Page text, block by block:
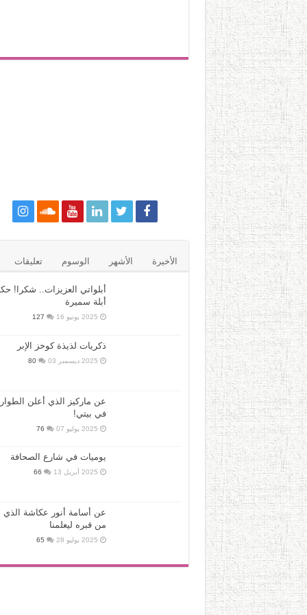
الأخيرة الأشهر الوسوم تعليقات
أبلواتي العزيزات.. شكرا!
أبلة سميرة
2025 يونيو 16 127
ذكريات لذيذة كوخز الإبر
2025 ديسمبر 03 80
عن ماركيز الذي أعلن
في بيتي!
2025 يوليو 07 76
يوميات في شارع الصحافة
2025 أبريل 13 66
عن أسامة أنور عكاشة الذي
من قبره ليعلمنا
2025 يوليو 28 65